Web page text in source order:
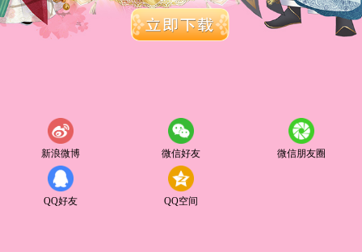
新浪微博 微信好友 微信朋友圈
QQ好友 QQ空间